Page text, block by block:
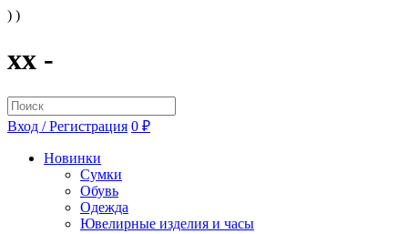
) )
xx -
Вход / Регистрация 0 ₽
Новинки
Сумки
Обувь
Одежда
Ювелирные изделия и часы